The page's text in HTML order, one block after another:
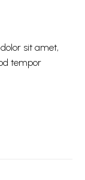
sit amet,
tempor